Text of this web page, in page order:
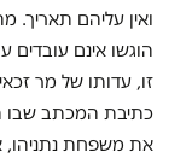
ואין עליהם
הוגשו אינם עובדים
זו, עדותו של מר
כתיבת המכתב שבו
את משפחת נתניהו,